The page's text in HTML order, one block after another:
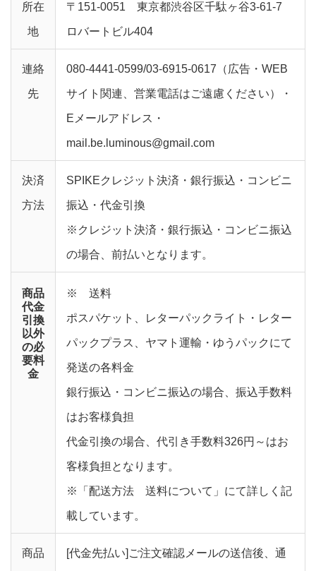
所在
地
〒151-0051 東京都渋谷区千駄ヶ谷3-61-7
ロバートビル404
連絡
先
080-4441-0599/03-6915-0617（広告・WEB
サイト関連、営業電話はご遠慮ください）・
Eメールアドレス・
mail.be.luminous@gmail.com
決済
方法
SPIKEクレジット決済・銀行振込・コンビニ
振込・代金引換
※クレジット決済・銀行振込・コンビニ振込
の場合、前払いとなります。
商品
代金
引換
以外
の必
要料
金
※ 送料
ポスパケット、レターパックライト・レター
パックプラス、ヤマト運輸・ゆうパックにて
発送の各料金
銀行振込・コンビニ振込の場合、振込手数料
はお客様負担
代金引換の場合、代引き手数料326円～はお
客様負担となります。
※「配送方法 送料について」にて詳しく記
載しています。
商品 [代金先払い]ご注文確認メールの送信後、通